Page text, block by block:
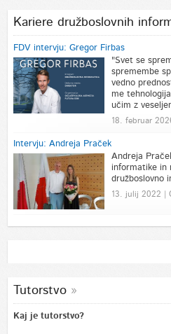
Kariere družboslovnih
FDV intervju: Gregor Firbas
"Svet se
spremembe
vedno
me
učim z
18. februar
Intervju: Andreja Praček
Andreja
informatike in
družboslovno
13. julij 2022 |
Tutorstvo
Kaj je tutorstvo?